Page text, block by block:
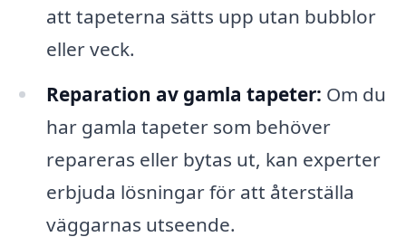
att tapeterna sätts upp utan bubblor
eller veck.
Reparation av gamla tapeter: Om du
har gamla tapeter som behöver
repareras eller bytas ut, kan experter
erbjuda lösningar för att återställa
väggarnas utseende.